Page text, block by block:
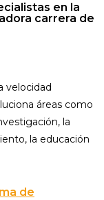
en la
carrera de
velocidad
áreas como
la
la educación
de